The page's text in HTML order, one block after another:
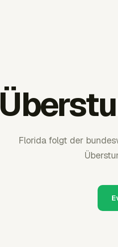
Florida folgt der